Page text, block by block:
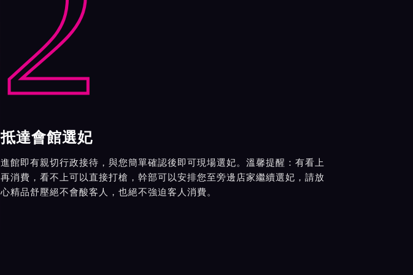
抵達會館選妃
進館即有親切行政接待，與您簡單確認後即可現場選妃。溫馨提醒：有看上
再消費，看不上可以直接打槍，幹部可以安排您至旁邊店家繼續選妃，請放
心精品舒壓絕不會酸客人，也絕不強迫客人消費。